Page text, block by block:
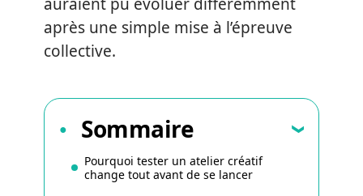
après une simple mise à l’épreuve
collective.
Sommaire
Pourquoi tester un atelier créatif
change tout avant de se lancer